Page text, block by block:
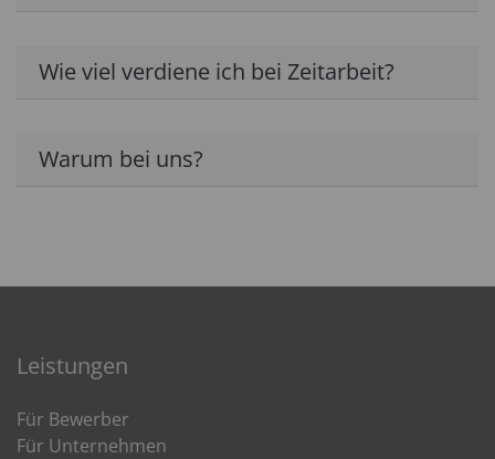
Wie viel verdiene ich bei Zeitarbeit?
Warum bei uns?
Leistungen
Für Bewerber
Für Unternehmen